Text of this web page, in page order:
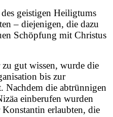
geistigen Heiligtums
– diejenigen, die dazu
Schöpfung mit Christus
gut wissen, wurde die
bis zur
die abtrünnigen
einberufen wurden
erlaubten, die